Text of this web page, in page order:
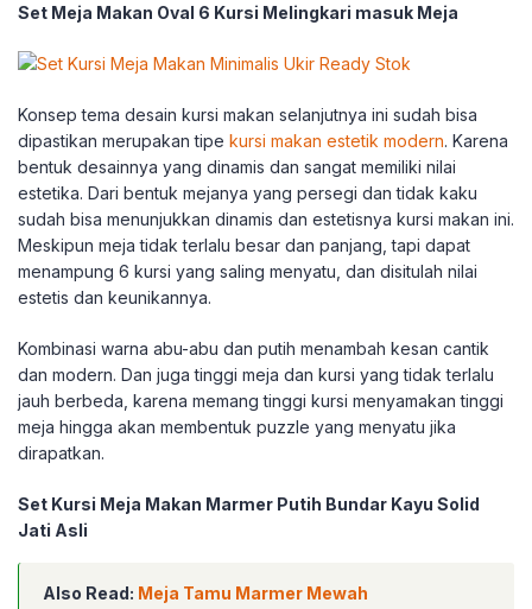
Set Meja Makan Oval 6 Kursi Melingkari masuk Meja
Konsep tema desain kursi makan selanjutnya ini sudah bisa
dipastikan merupakan tipe kursi makan estetik modern. Karena
bentuk desainnya yang dinamis dan sangat memiliki nilai
estetika. Dari bentuk mejanya yang persegi dan tidak kaku
sudah bisa menunjukkan dinamis dan estetisnya kursi makan ini.
Meskipun meja tidak terlalu besar dan panjang, tapi dapat
menampung 6 kursi yang saling menyatu, dan disitulah nilai
estetis dan keunikannya.
Kombinasi warna abu-abu dan putih menambah kesan cantik
dan modern. Dan juga tinggi meja dan kursi yang tidak terlalu
jauh berbeda, karena memang tinggi kursi menyamakan tinggi
meja hingga akan membentuk puzzle yang menyatu jika
dirapatkan.
Set Kursi Meja Makan Marmer Putih Bundar Kayu Solid
Jati Asli
Also Read: Meja Tamu Marmer Mewah